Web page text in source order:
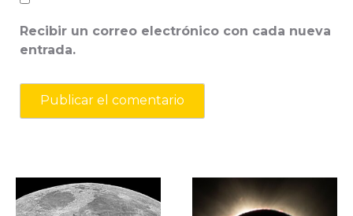
Recibir un correo electrónico con cada nueva
entrada.